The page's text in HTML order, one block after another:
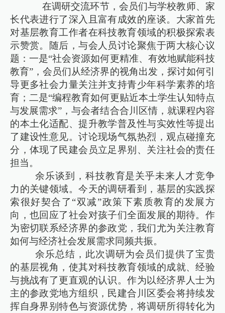
在调研交流环节，会员们与学校教师、家
长代表进行了深入且富有成效的座谈。大家首先
对基层教育工作者在科技教育领域的积极探索表
示赞赏。随后，与会人员讨论聚焦于两大核心议
题：一是“社会资源如何更精准、有效地赋能科技
教育”，会员们从经济界的视角出发，探讨如何引
导更多社会力量关注并支持青少年科学素养的培
育；二是“编程教育如何更贴近本土学生认知特点
与发展需求”，与会者结合合川区情，就课程内容
的本土化适配、提升教学普及性与实效性等提出
了建设性意见。讨论现场气氛热烈，观点碰撞充
分，体现了民建会员立足界别、关注社会的责任
担当。
余乐谈到，科技教育是关乎未来人才竞争
力的关键领域。今天的调研看到，基层的实践探
索很好契合了“双减”政策下素质教育的发展方
向，也回应了社会对孩子们全面发展的期待。作
为密切联系经济界的参政党，我们尤为关注教育
如何与经济社会发展需求同频共振。
余乐总结，此次调研为会员们提供了宝贵
的基层视角，使其对科技教育领域的成就、经验
与挑战有了更直观的认识。作为以经济界人士为
主的参政党地方组织，民建合川区委会将持续发
挥自身界别特色与资源优势，将调研所得转化为